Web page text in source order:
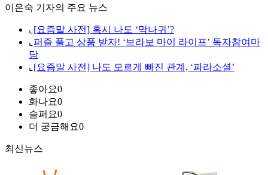
이은숙 기자의 주요 뉴스
⌞ [요즘말 사전] 혹시 나도 ‘막나귀’?
⌞ 퍼즐 풀고 상품 받자! ‘브라보 마이 라이프’ 독자참여마
당
⌞ [요즘말 사전] 나도 모르게 빠진 관계, ‘파라소셜’
좋아요0
화나요0
슬퍼요0
더 궁금해요0
최신뉴스